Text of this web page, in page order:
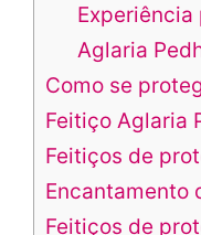
Aglaria
Como se
Feitiço Aglaria
Feitiços de
Encantamento
Feitiços de